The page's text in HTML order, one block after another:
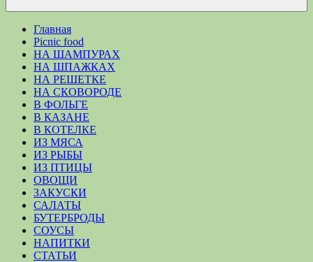
Главная
Picnic food
НА ШАМПУРАХ
НА ШПАЖКАХ
НА РЕШЕТКЕ
НА СКОВОРОДЕ
В ФОЛЬГЕ
В КАЗАНЕ
В КОТЕЛКЕ
ИЗ МЯСА
ИЗ РЫБЫ
ИЗ ПТИЦЫ
ОВОЩИ
ЗАКУСКИ
САЛАТЫ
БУТЕРБРОДЫ
СОУСЫ
НАПИТКИ
СТАТЬИ